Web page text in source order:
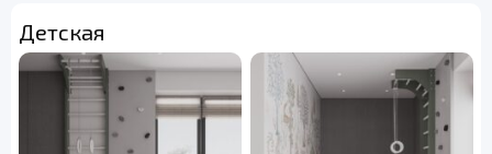
Детская